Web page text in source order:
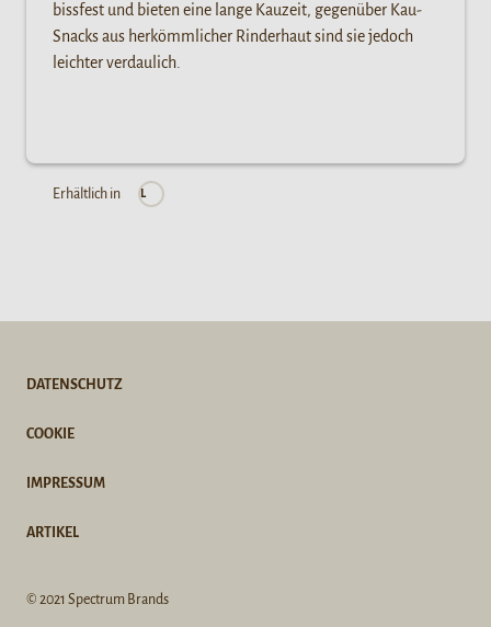
bissfest und bieten eine lange Kauzeit, gegenüber Kau-
Snacks aus herkömmlicher Rinderhaut sind sie jedoch
leichter verdaulich.
Erhältlich in L
DATENSCHUTZ
COOKIE
IMPRESSUM
ARTIKEL
© 2021 Spectrum Brands